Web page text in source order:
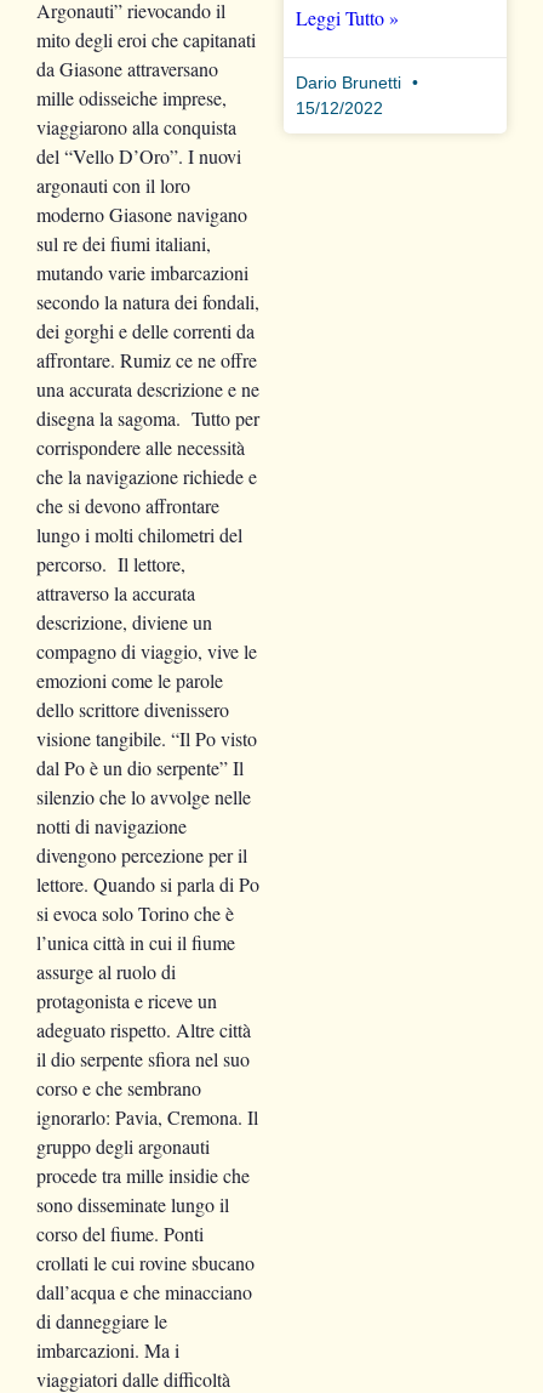
Argonauti” rievocando il
mito degli eroi che capitanati
da Giasone attraversano
mille odisseiche imprese,
viaggiarono alla conquista
del “Vello D’Oro”. I nuovi
argonauti con il loro
moderno Giasone navigano
sul re dei fiumi italiani,
mutando varie imbarcazioni
secondo la natura dei fondali,
dei gorghi e delle correnti da
affrontare. Rumiz ce ne offre
una accurata descrizione e ne
disegna la sagoma. Tutto per
corrispondere alle necessità
che la navigazione richiede e
che si devono affrontare
lungo i molti chilometri del
percorso. Il lettore,
attraverso la accurata
descrizione, diviene un
compagno di viaggio, vive le
emozioni come le parole
dello scrittore divenissero
visione tangibile. “Il Po visto
dal Po è un dio serpente” Il
silenzio che lo avvolge nelle
notti di navigazione
divengono percezione per il
lettore. Quando si parla di Po
si evoca solo Torino che è
l’unica città in cui il fiume
assurge al ruolo di
protagonista e riceve un
adeguato rispetto. Altre città
il dio serpente sfiora nel suo
corso e che sembrano
ignorarlo: Pavia, Cremona. Il
gruppo degli argonauti
procede tra mille insidie che
sono disseminate lungo il
corso del fiume. Ponti
crollati le cui rovine sbucano
dall’acqua e che minacciano
di danneggiare le
imbarcazioni. Ma i
viaggiatori dalle difficoltà
Leggi Tutto »
Dario Brunetti
15/12/2022